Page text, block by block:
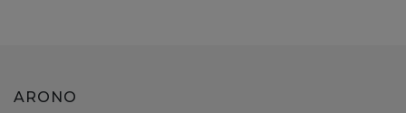
ARONO